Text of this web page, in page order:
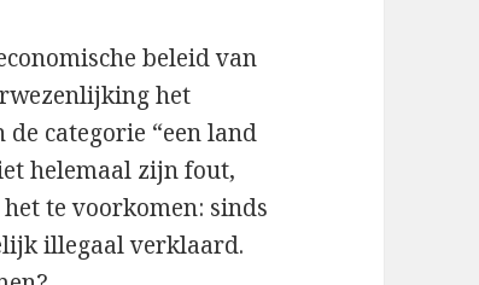
beleid van
het
categorie “een land
helemaal zijn fout,
te voorkomen: sinds
illegaal verklaard.